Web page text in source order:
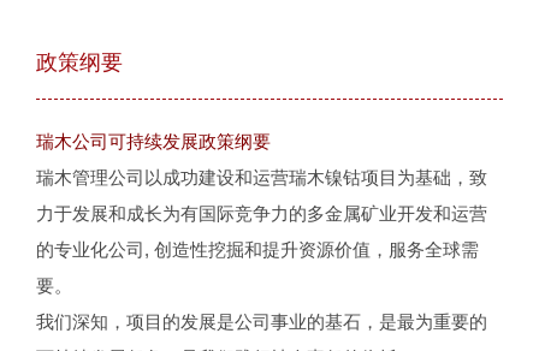
政策纲要
瑞木公司可持续发展政策纲要
瑞木管理公司以成功建设和运营瑞木镍钴项目为基础，致
力于发展和成长为有国际竞争力的多金属矿业开发和运营
的专业化公司, 创造性挖掘和提升资源价值，服务全球需
要。
我们深知，项目的发展是公司事业的基石，是最为重要的